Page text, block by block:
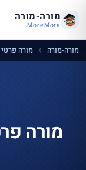
מורה-מורה
MoreMora
מורה-מורה מורה פרטי
מורה